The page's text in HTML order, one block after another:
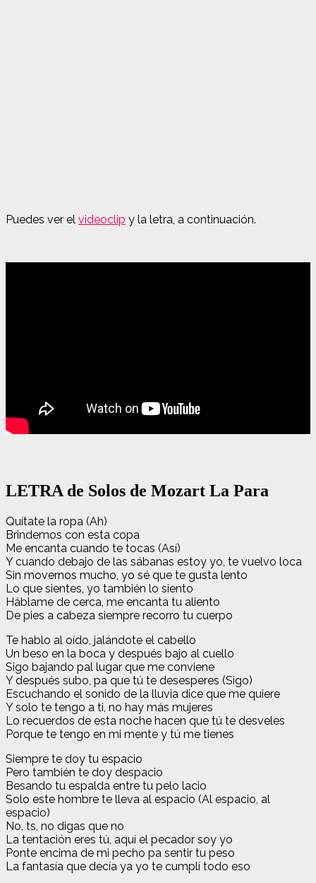
Puedes ver el videoclip y la letra, a continuación.
LETRA de Solos de Mozart La Para
Quítate la ropa (Ah)
Brindemos con esta copa
Me encanta cuando te tocas (Así)
Y cuando debajo de las sábanas estoy yo, te vuelvo loca
Sin movernos mucho, yo sé que te gusta lento
Lo que sientes, yo también lo siento
Háblame de cerca, me encanta tu aliento
De pies a cabeza siempre recorro tu cuerpo
Te hablo al oído, jalándote el cabello
Un beso en la boca y después bajo al cuello
Sigo bajando pal lugar que me conviеne
Y después subo, pa que tú tе desesperes (Sigo)
Escuchando el sonido de la lluvia dice que me quiere
Y solo te tengo a ti, no hay más mujeres
Lo recuerdos de esta noche hacen que tú te desveles
Porque te tengo en mi mente y tú me tienes
Siempre te doy tu espacio
Pero también te doy despacio
Besando tu espalda entre tu pelo lacio
Solo este hombre te lleva al espacio (Al espacio, al
espacio)
No, ts, no digas que no
La tentación eres tú, aquí el pecador soy yo
Ponte encima de mi pecho pa sentir tu peso
La fantasía que decía ya yo te cumplí todo eso